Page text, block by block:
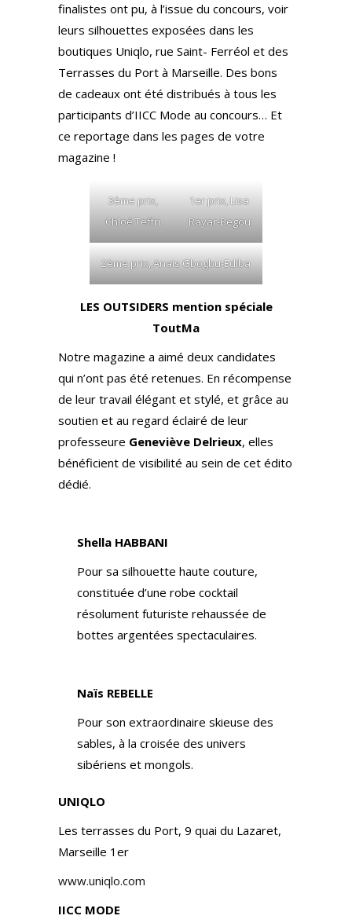
finalistes ont pu, à l’issue du concours, voir
leurs silhouettes exposées dans les
boutiques Uniqlo, rue Saint- Ferréol et des
Terrasses du Port à Marseille. Des bons
de cadeaux ont été distribués à tous les
participants d’IICC Mode au concours… Et
ce reportage dans les pages de votre
magazine !
3ème prix,
Chloé Teffri
1er prix, Lisa
Rayar-Begou
2ème prix, Anais Gbogbu-Ediba
LES OUTSIDERS mention spéciale
ToutMa
Notre magazine a aimé deux candidates
qui n’ont pas été retenues. En récompense
de leur travail élégant et stylé, et grâce au
soutien et au regard éclairé de leur
professeure Geneviève Delrieux, elles
bénéficient de visibilité au sein de cet édito
dédié.
Shella HABBANI
Pour sa silhouette haute couture,
constituée d’une robe cocktail
résolument futuriste rehaussée de
bottes argentées spectaculaires.
Naïs REBELLE
Pour son extraordinaire skieuse des
sables, à la croisée des univers
sibériens et mongols.
UNIQLO
Les terrasses du Port, 9 quai du Lazaret,
Marseille 1er
www.uniqlo.com
IICC MODE